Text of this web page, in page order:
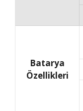
Batarya
Özellikleri